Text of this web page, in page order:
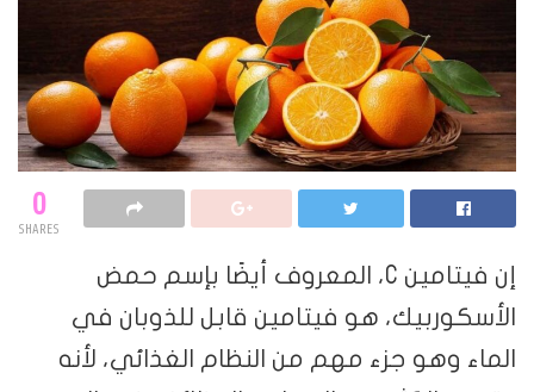
0
SHARES
إن فيتامين C، المعروف أيضًا بإسم حمض
الأسكوربيك، هو فيتامين قابل للذوبان في
الماء وهو جزء مهم من النظام الغذائي، لأنه